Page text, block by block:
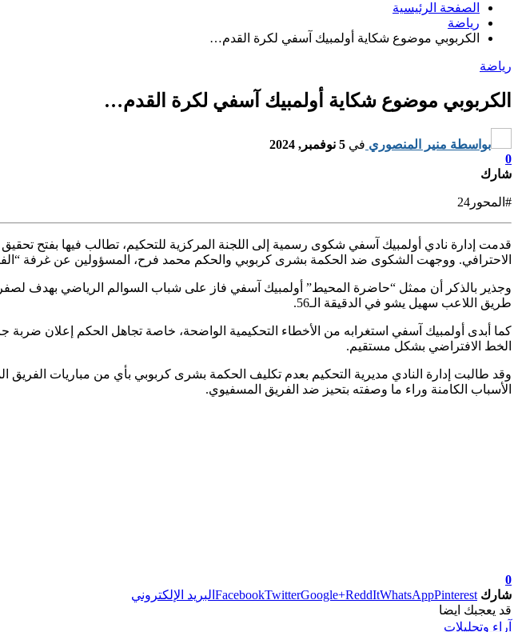
الصفحة الرئيسية
رياضة
الكربوبي موضوع شكاية أولمبيك آسفي لكرة القدم…
رياضة
الكربوبي موضوع شكاية أولمبيك آسفي لكرة القدم…
بواسطة منير المنصوري في 5 نوفمبر, 2024
0
شارك
#المحور24
قدمت إدارة نادي أولمبيك آسفي شكوى رسمية إلى اللجنة المركزية للتحكيم، تطالب فيها بفتح
الاحترافي. ووجهت الشكوى ضد الحكمة بشرى كربوبي والحكم محمد فرح، المسؤولين عن غرفة
وجذير بالذكر أن ممثل “حاضرة المحيط” أولمبيك آسفي فاز على شباب السوالم الرياضي بهدف
طريق اللاعب سهيل يشو في الدقيقة الـ56.
كما أبدى أولمبيك آسفي استغرابه من الأخطاء التحكيمية الواضحة، خاصة تجاهل الحكم إعلان
الخط الافتراضي بشكل مستقيم.
وقد طالبت إدارة النادي مديرية التحكيم بعدم تكليف الحكمة بشرى كربوبي بأي من مباريات
الأسباب الكامنة وراء ما وصفته بتحيز ضد الفريق المسفيوي.
0
شارك
FacebookTwitterGoogle+ReddItWhatsAppPinterest
البريد الإلكتروني
قد يعجبك ايضا
آراء وتحليلات